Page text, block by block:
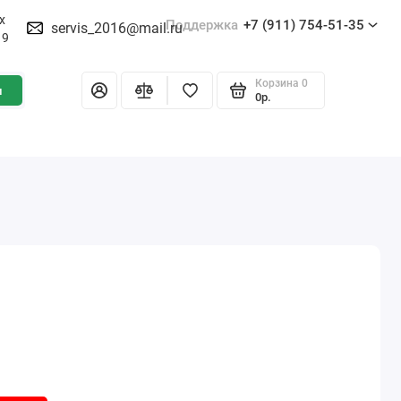
servis_2016@mail.ruПоддержка +7 (911) 754-51-35
Корзина 0
0р.